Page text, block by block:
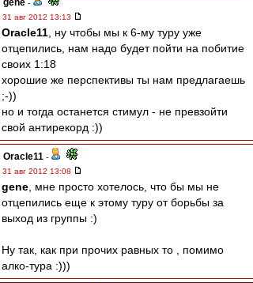
gene -
31 авг 2012 13:13
Oracle11 , ну чтобы мы к 6-му туру уже
отцепились, нам надо будет пойти на побитие
своих 1:18
хорошие же перспективы ты нам предлагаешь
;-))
но и тогда останется стимул - не превзойти
свой антирекорд :))
Oracle11 -
31 авг 2012 13:08
gene , мне просто хотелось, что бы мы не
отцепились еще к этому туру от борьбы за
выход из группы :)
Ну так, как при прочих равных то , помимо
алко-тура :)))